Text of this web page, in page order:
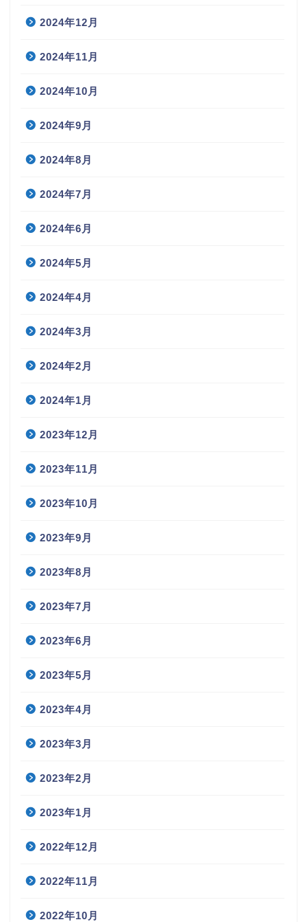
2024年12月
2024年11月
2024年10月
2024年9月
2024年8月
2024年7月
2024年6月
2024年5月
2024年4月
2024年3月
2024年2月
2024年1月
2023年12月
2023年11月
2023年10月
2023年9月
2023年8月
2023年7月
2023年6月
2023年5月
2023年4月
2023年3月
2023年2月
2023年1月
2022年12月
2022年11月
2022年10月